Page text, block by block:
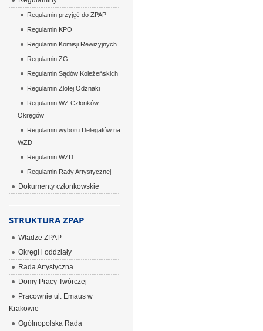
Regulamin przyjęć do ZPAP
Regulamin KPO
Regulamin Komisji Rewizyjnych
Regulamin ZG
Regulamin Sądów Koleżeńskich
Regulamin Złotej Odznaki
Regulamin WZ Członków
Okręgów
Regulamin wyboru Delegatów na
WZD
Regulamin WZD
Regulamin Rady Artystycznej
Dokumenty członkowskie
STRUKTURA ZPAP
Władze ZPAP
Okręgi i oddziały
Rada Artystyczna
Domy Pracy Twórczej
Pracownie ul. Emaus w
Krakowie
Ogólnopolska Rada